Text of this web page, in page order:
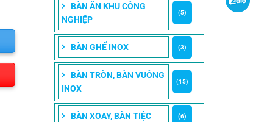
BÀN ĂN KHU CÔNG
NGHIỆP
(5)
BÀN GHẾ INOX (3)
BÀN TRÒN, BÀN VUÔNG
INOX
(15)
BÀN XOAY, BÀN TIỆC (6)